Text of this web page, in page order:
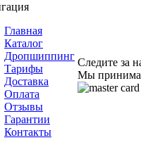
Главная
Каталог
Дропшиппинг
Тарифы
Доставка
Оплата
Отзывы
Гарантии
Контакты
Следите за
Мы